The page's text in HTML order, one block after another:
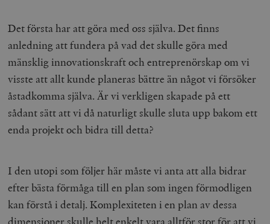
Det första har att göra med oss själva. Det finns
anledning att fundera på vad det skulle göra med
mänsklig innovationskraft och entreprenörskap om vi
visste att allt kunde planeras bättre än något vi försöker
åstadkomma själva. Är vi verkligen skapade på ett
sådant sätt att vi då naturligt skulle sluta upp bakom ett
enda projekt och bidra till detta?
I den utopi som följer här måste vi anta att alla bidrar
efter bästa förmåga till en plan som ingen förmodligen
kan förstå i detalj. Komplexiteten i en plan av dessa